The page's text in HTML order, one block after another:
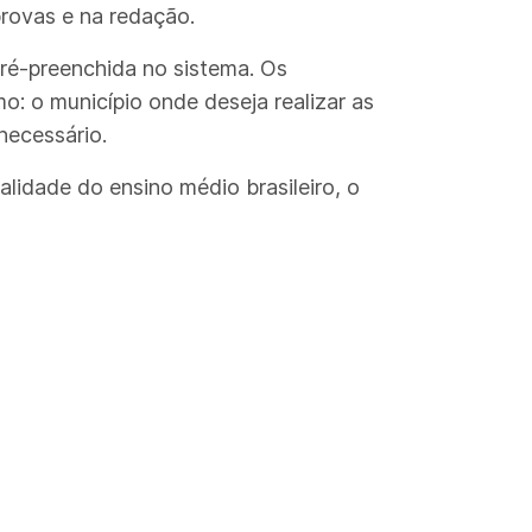
e na redação.
preenchida no sistema. Os
o município onde deseja realizar as
do ensino médio brasileiro, o